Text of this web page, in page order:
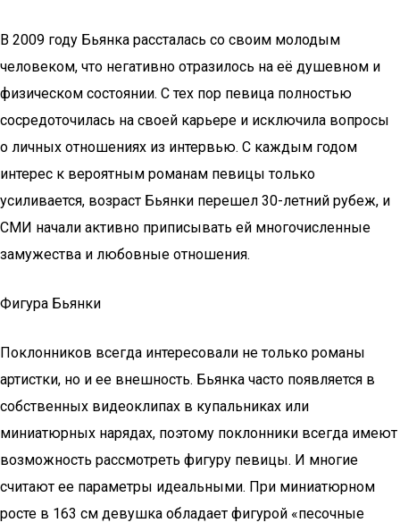
В 2009 году Бьянка рассталась со своим молодым
человеком, что негативно отразилось на её душевном и
физическом состоянии. С тех пор певица полностью
сосредоточилась на своей карьере и исключила вопросы
о личных отношениях из интервью. С каждым годом
интерес к вероятным романам певицы только
усиливается, возраст Бьянки перешел 30-летний рубеж, и
СМИ начали активно приписывать ей многочисленные
замужества и любовные отношения.
Фигура Бьянки
Поклонников всегда интересовали не только романы
артистки, но и ее внешность. Бьянка часто появляется в
собственных видеоклипах в купальниках или
миниатюрных нарядах, поэтому поклонники всегда имеют
возможность рассмотреть фигуру певицы. И многие
считают ее параметры идеальными. При миниатюрном
росте в 163 см девушка обладает фигурой «песочные